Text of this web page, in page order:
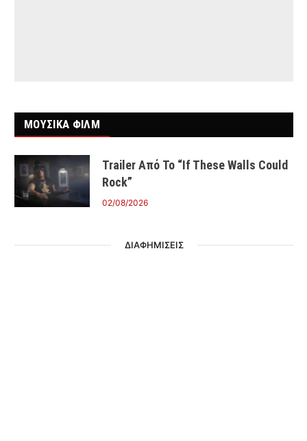
ΜΟΥΣΙΚΑ ΦΙΛΜ
Trailer Από Το “If These Walls Could
Rock”
02/08/2026
ΔΙΑΦΗΜΙΣΕΙΣ